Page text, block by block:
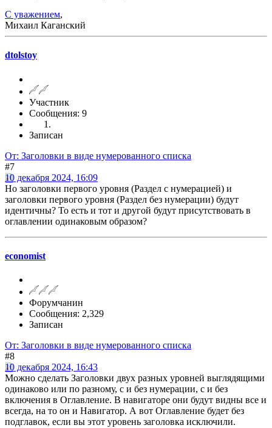
С уважением,
Михаил Каганский
dtolstoy
Участник
Сообщения: 9
Записан
От: Заголовки в виде нумерованного списка
#7
10 декабря 2024, 16:09
Но заголовки первого уровня (Раздел с нумерацией) и
заголовки первого уровня (Раздел без нумерации) будут
идентичны? То есть и тот и другой будут присутствовать в
оглавлении одинаковым образом?
economist
Форумчанин
Сообщения: 2,329
Записан
От: Заголовки в виде нумерованного списка
#8
10 декабря 2024, 16:43
Можно сделать Заголовки двух разных уровней выглядящими
одинаково или по разному, с и без нумерации, с и без
включения в Оглавление. В навигаторе они будут видны все и
всегда, на то он и Навигатор. А вот Оглавление будет без
подглавок, если вы этот уровень заголовка исключили.